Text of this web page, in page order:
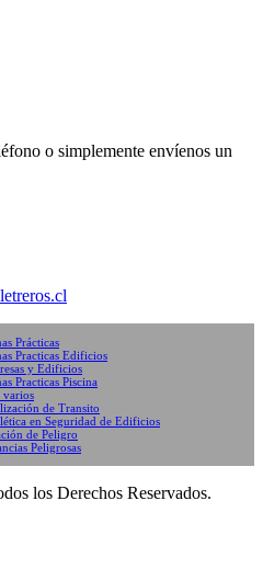
o simplemente envíenos un
Prácticas
Practicas Edificios
y Edificios
Practicas Piscina
varios
de Transito
en Seguridad de Edificios
de Peligro
Peligrosas
los Derechos Reservados.